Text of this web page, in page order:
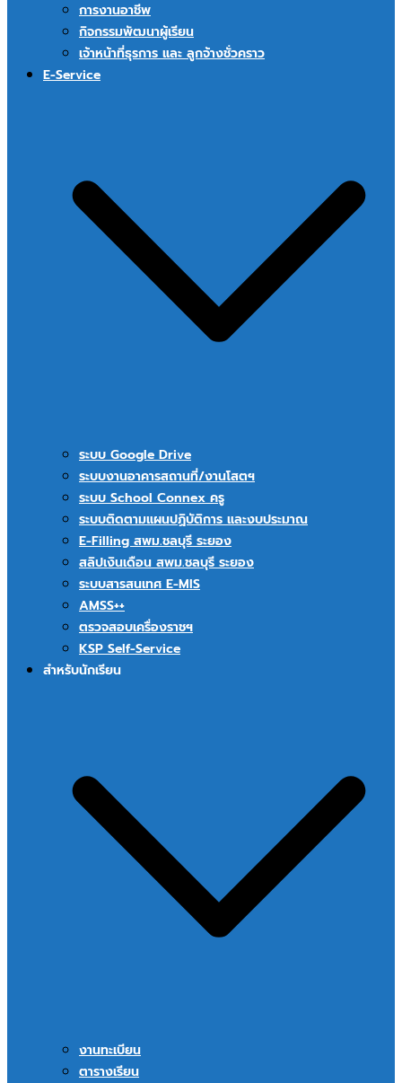
การงานอาชีพ
กิจกรรมพัฒนาผู้เรียน
เจ้าหน้าที่ธุรการ และ ลูกจ้างชั่วคราว
E-Service
ระบบ Google Drive
ระบบงานอาคารสถานที่/งานโสตฯ
ระบบ School Connex ครู
ระบบติดตามแผนปฏิบัติการ และงบประมาณ
E-Filling สพม.ชลบุรี ระยอง
สลิปเงินเดือน สพม.ชลบุรี ระยอง
ระบบสารสนเทศ E-MIS
AMSS++
ตรวจสอบเครื่องราชฯ
KSP Self-Service
สำหรับนักเรียน
งานทะเบียน
ตารางเรียน